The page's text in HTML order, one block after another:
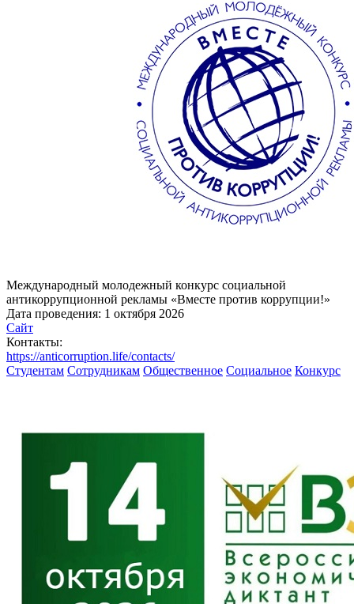
Международный молодежный конкурс социальной
антикоррупционной рекламы «Вместе против коррупции!»
Дата проведения: 1 октября 2026
Сайт
Контакты:
https://anticorruption.life/contacts/
Студентам Сотрудникам Общественное Социальное Конкурс